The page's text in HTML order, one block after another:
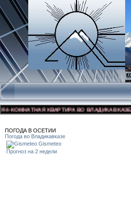
КВАРТИРА ВО ВЛАДИКАВКАЗЕ, 3-
ПОГОДА В ОСЕТИИ
Погода во Владикавказе
Gismeteo
Прогноз на 2 недели